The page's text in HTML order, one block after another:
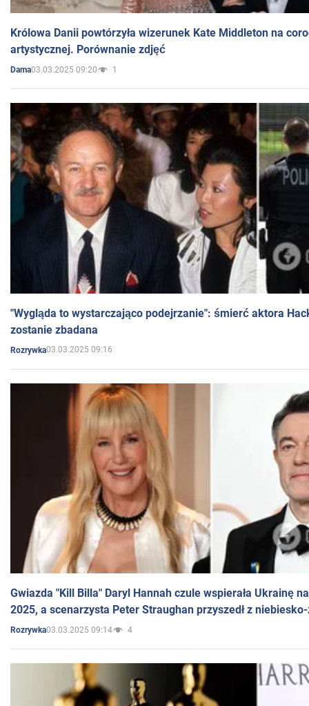
Królowa Danii powtórzyła wizerunek Kate Middleton na
artystycznej. Porównanie zdjęć
Dama03.03.2025 09:20 1
"Wygląda to wystarczająco podejrzanie": śmierć aktora
zostanie zbadana
Rozrywka03.03.2025 09:16
Gwiazda "Kill Billa" Daryl Hannah czule wspierała Ukrainę
2025, a scenarzysta Peter Straughan przyszedł z
Rozrywka03.03.2025 09:14 4